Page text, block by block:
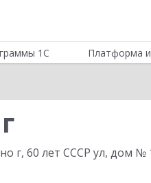
1С Платформа
г, 60 лет СССР ул, дом №